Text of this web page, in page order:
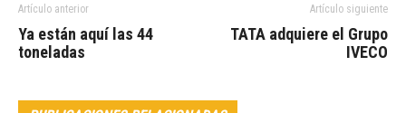
Artículo anterior
Ya están aquí las 44
toneladas
Artículo siguiente
TATA adquiere el Grupo
IVECO